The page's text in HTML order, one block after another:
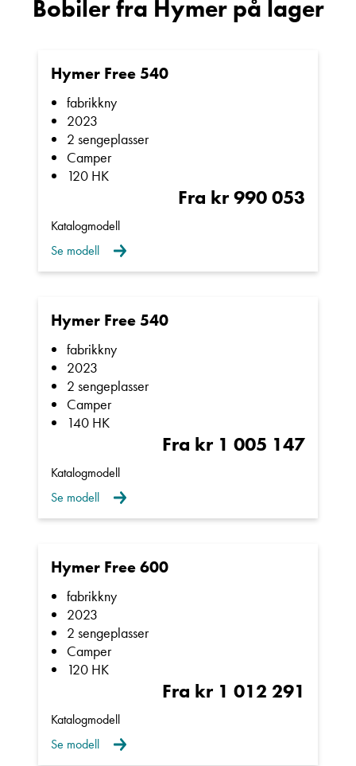
Bobiler fra Hymer på lager
Hymer Free 540
fabrikkny
2023
2 sengeplasser
Camper
120 HK
Fra kr 990 053
Katalogmodell
Se modell
Hymer Free 540
fabrikkny
2023
2 sengeplasser
Camper
140 HK
Fra kr 1 005 147
Katalogmodell
Se modell
Hymer Free 600
fabrikkny
2023
2 sengeplasser
Camper
120 HK
Fra kr 1 012 291
Katalogmodell
Se modell